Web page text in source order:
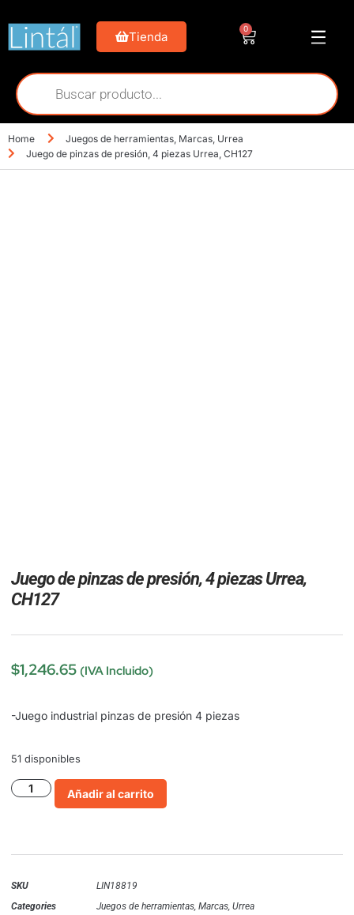
Tienda
0
Home Juegos de herramientas, Marcas, Urrea
Juego de pinzas de presión, 4 piezas Urrea, CH127
Juego de pinzas de presión, 4 piezas Urrea,
CH127
$1,246.65 (IVA Incluido)
-Juego industrial pinzas de presión 4 piezas
51 disponibles
Añadir al carrito
SKU
LIN18819
Categories
Juegos de herramientas Marcas Urrea